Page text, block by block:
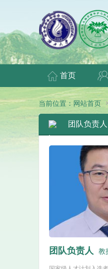
首页
当前位置： 网站首页 
团队负责人
团队负责人 教